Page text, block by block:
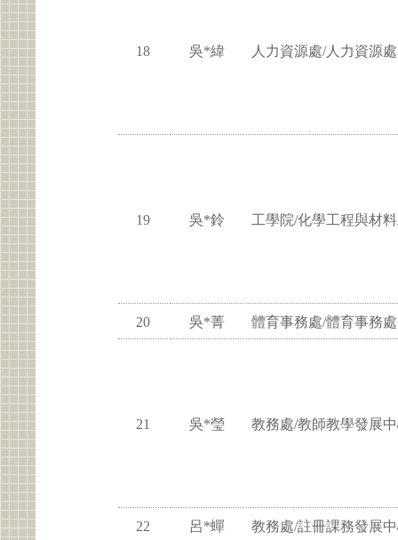
18 吳*緯 人力資源處/人力資源處
19 吳*鈴 工學院/化學工程與材
20 吳*菁 體育事務處/體育事務處
21 吳*瑩 教務處/教師教學發展
22 呂*蟬 教務處/註冊課務發展